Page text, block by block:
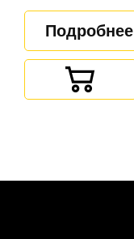
Подробнее